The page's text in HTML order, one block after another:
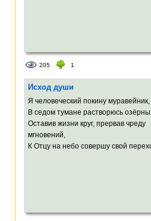
205 1
Исход души
Я человеческий покину муравейник,
В седом тумане растворюсь
Оставив жизни круг, прервав чреду
мгновений,
К Отцу на небо совершу свой